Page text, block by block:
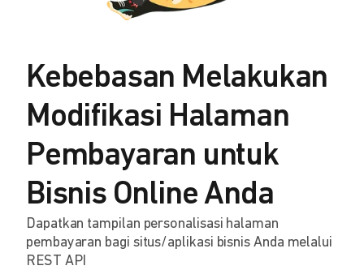
Kebebasan Melakukan
Modifikasi Halaman
Pembayaran untuk
Bisnis Online Anda
Dapatkan tampilan personalisasi halaman
pembayaran bagi situs/aplikasi bisnis Anda melalui
REST API